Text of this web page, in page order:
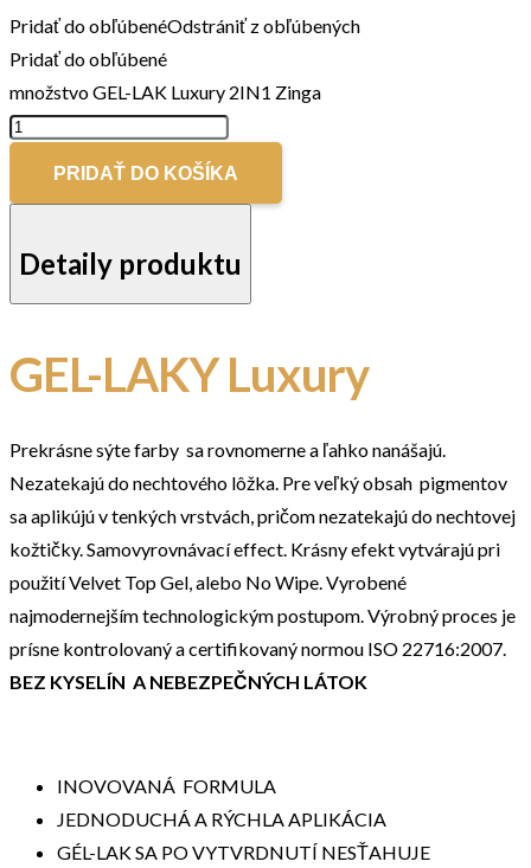
Pridať do obľúbenéOdstrániť z obľúbených
Pridať do obľúbené
množstvo GEL-LAK Luxury 2IN1 Zinga
PRIDAŤ DO KOŠÍKA
Detaily produktu
GEL-LAKY Luxury
Prekrásne sýte farby sa rovnomerne a ľahko nanášajú.
Nezatekajú do nechtového lôžka. Pre veľký obsah pigmentov
sa aplikújú v tenkých vrstvách, pričom nezatekajú do nechtovej
kožtičky. Samovyrovnávací effect. Krásny efekt vytvárajú pri
použití Velvet Top Gel, alebo No Wipe. Vyrobené
najmodernejším technologickým postupom. Výrobný proces je
prísne kontrolovaný a certifikovaný normou ISO 22716:2007.
BEZ KYSELÍN A NEBEZPEČNÝCH LÁTOK
INOVOVANÁ FORMULA
JEDNODUCHÁ A RÝCHLA APLIKÁCIA
GÉL-LAK SA PO VYTVRDNUTÍ NESŤAHUJE